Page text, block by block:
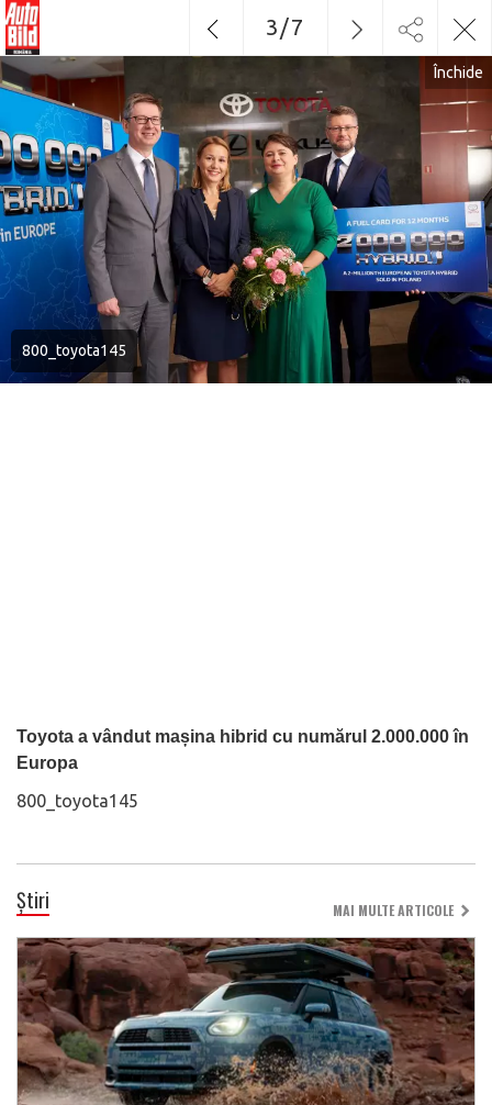
800_toyota145
Toyota a vândut mașina hibrid cu numărul 2.000.000 în
Europa
800_toyota145
Închide
3/7
Știri MAI MULTE ARTICOLE